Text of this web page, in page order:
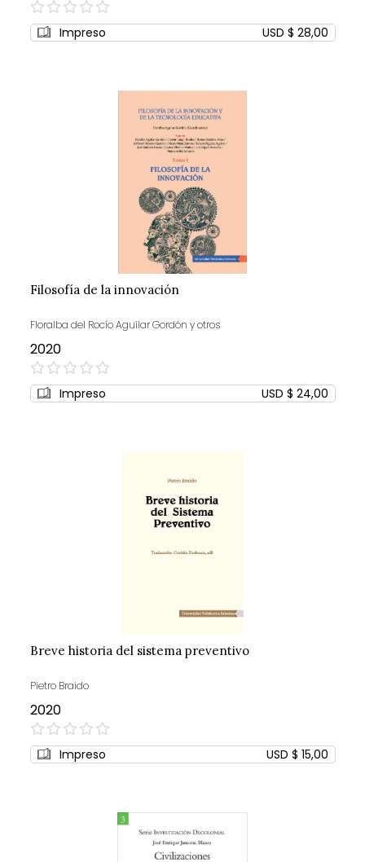
0%
Impreso USD $ 28,00
Filosofía de la innovación
Floralba del Rocío Aguilar Gordón y otros
2020
0%
Impreso USD $ 24,00
Breve historia del sistema preventivo
Pietro Braido
2020
0%
Impreso USD $ 15,00